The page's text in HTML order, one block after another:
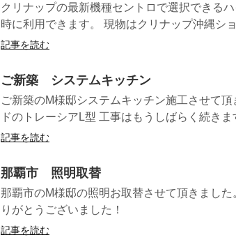
クリナップの最新機種セントロで選択できる
時に利用できます。 現物はクリナップ沖縄シ
記事を読む
ご新築 システムキッチン
ご新築のM様邸システムキッチン施工させて
ドのトレーシアL型 工事はもうしばらく続きま
記事を読む
那覇市 照明取替
那覇市のM様邸の照明お取替させて頂きまし
りがとうございました！
記事を読む